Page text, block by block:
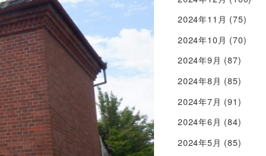
2024年11月 (75)
2024年10月 (70)
2024年9月 (87)
2024年8月 (85)
2024年7月 (91)
2024年6月 (84)
2024年5月 (85)